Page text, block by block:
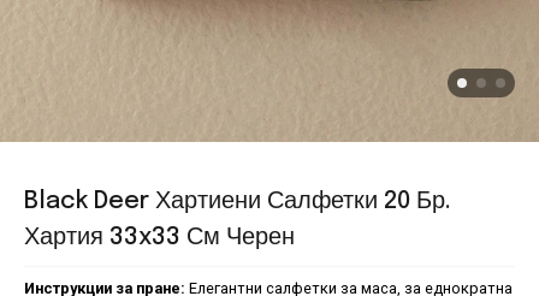
Black Deer Хартиени Салфетки 20 Бр.
Хартия 33x33 См Черен
Инструкции за пране: Елегантни салфетки за маса, за еднократна